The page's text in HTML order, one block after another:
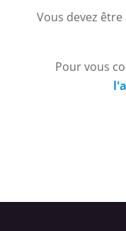
Vous devez
Pour vous